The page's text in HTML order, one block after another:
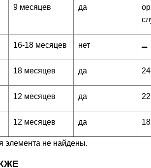
9 месяцев да
16-18 месяцев нет ═
18 месяцев да
12 месяцев да
12 месяцев да
элемента не найдены.